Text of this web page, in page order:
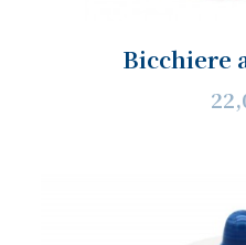
Bicchiere